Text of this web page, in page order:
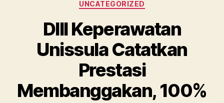
UNCATEGORIZED
DIII Keperawatan
Unissula Catatkan
Prestasi
Membanggakan, 100%